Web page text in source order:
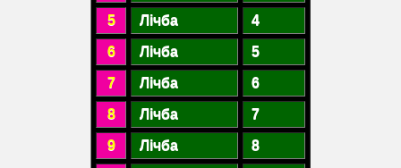
5 Лічба 4
6 Лічба 5
7 Лічба 6
8 Лічба 7
9 Лічба 8